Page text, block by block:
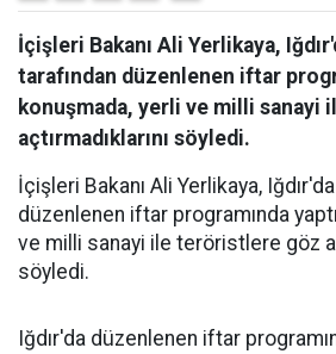
İçişleri Bakanı Ali Yerlikaya,
tarafından düzenlenen iftar
konuşmada, yerli ve milli
açtırmadıklarını söyledi.
İçişleri Bakanı Ali Yerlikaya,
düzenlenen iftar programında
ve milli sanayi ile teröristlere göz
söyledi.
Iğdır'da düzenlenen iftar